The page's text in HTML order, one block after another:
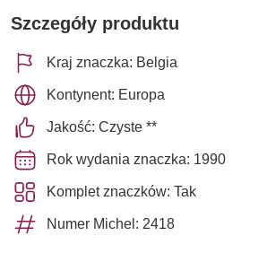
Szczegóły produktu
Kraj znaczka: Belgia
Kontynent: Europa
Jakość: Czyste **
Rok wydania znaczka: 1990
Komplet znaczków: Tak
Numer Michel: 2418